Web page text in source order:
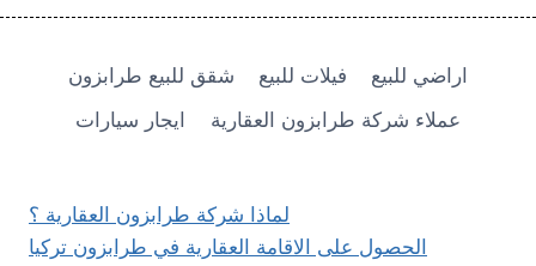
شقق للبيع طرابزون فيلات للبيع
اراضي للبيع
ايجار سيارات
عملاء شركة طرابزون العقارية
لماذا شركة طرابزون العقارية ؟
الحصول على الاقامة العقارية في طرابزون تركيا